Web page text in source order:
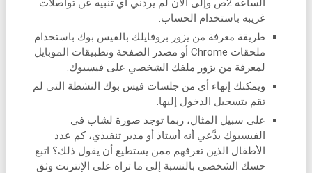
غريبه باستخدام الحساب.
طريقة معرفة من يزور بروفايلك بالفيس بوك باستخدام
ملحقات Chrome أو مصدر الصفحة وتطبيقات الموبايل
لمعرفة من يزور ملفك الشخصي على فيسبوك.
ويمكنك إنهاء أي من جلسات فيس بوك النشطة التي لم
تقم بتسجيل الدخول إليها.
على سبيل المثال، ربما توجد صورة لشاب في
الفيسبوك يدَّعي أنه أستاذ أو مدير تنفيذي، كم عدد
الأطفال الذين تعرفهم ممن يستطيع أن يقول ذلك؟ اتبع
حسك الشخصي بالنسبة إلى ما تراه على الإنترنت وثق